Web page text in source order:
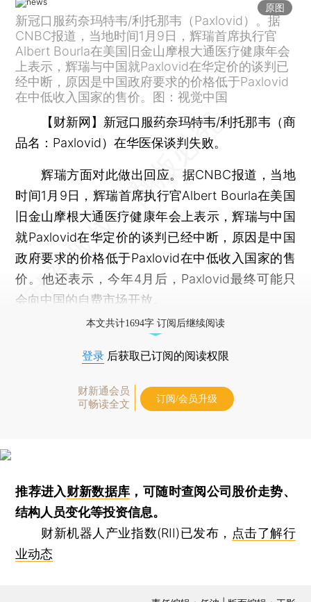
原图
新冠口服药奈玛特韦/利托那韦（Paxlovid）。据
CNBC报道，当地时间1月9日，辉瑞首席执行官
Albert Bourla在美国旧金山摩根大通医疗健康年会
上表示，辉瑞与中国就Paxlovid在华定价的谈判已
经中断，原因是中国政府要求的价格低于Paxlovid
在中低收入国家的售价。图：视觉中国
【财新网】 新冠口服药奈玛特韦/利托那韦（商
品名：Paxlovid）在华医保谈判失败。
辉瑞方面对此做出回应。据CNBC报道，当地
时间1月9日，辉瑞首席执行官Albert Bourla在美国
旧金山摩根大通医疗健康年会上表示，辉瑞与中国
就Paxlovid在华定价的谈判已经中断，原因是中国
政府要求的价格低于Paxlovid在中低收入国家的售
价。他还表示，今年4月后，Paxlovid最终可能只
会向中国的自费市场开放。
本文共计1694字 订阅后继续阅读
登录 后获取已订阅的阅读权限
财新通会员
可畅读全文
订阅/会员升级
推荐进入财新数据库 ，可随时查阅公司股价走势、
结构人员变化等投资信息。
财新机器人产业指数(RII)已发布， 点击了解行
业动态